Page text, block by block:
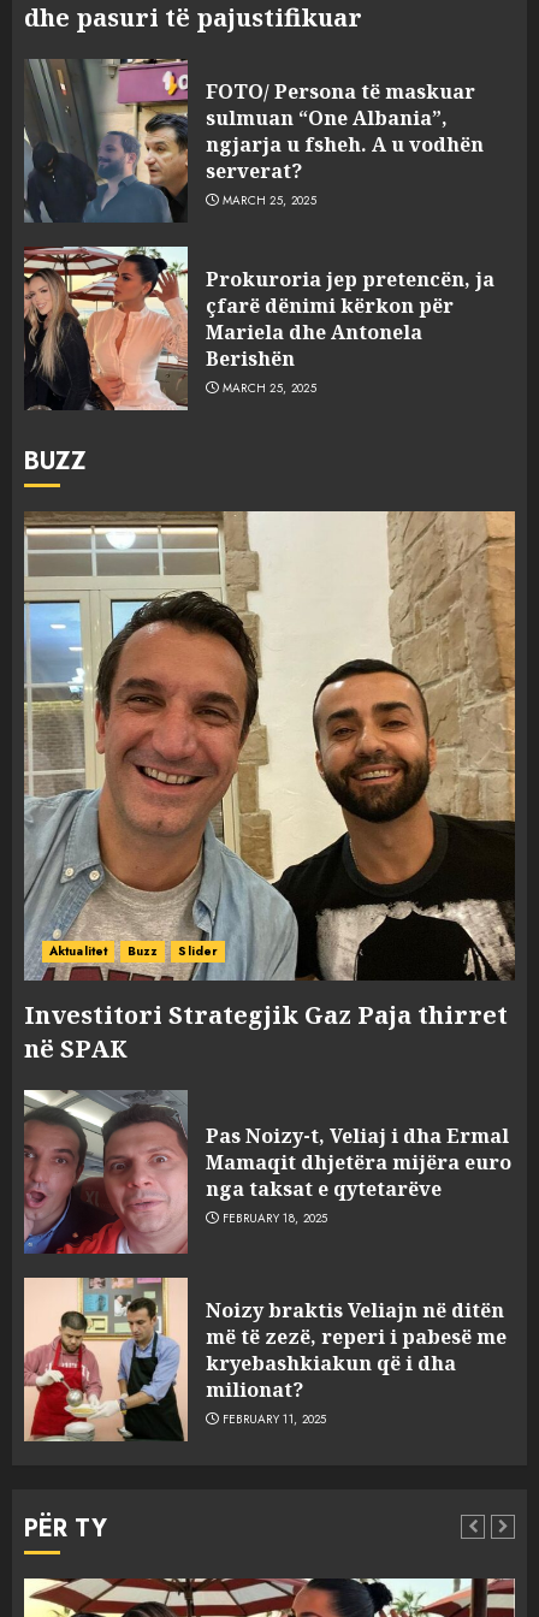
dhe pasuri të pajustifikuar
FOTO/ Persona të maskuar
sulmuan “One Albania”,
ngjarja u fsheh. A u vodhën
serverat?
MARCH 25, 2025
Prokuroria jep pretencën, ja
çfarë dënimi kërkon për
Mariela dhe Antonela
Berishën
MARCH 25, 2025
BUZZ
Aktualitet Buzz Slider
Investitori Strategjik Gaz Paja thirret
në SPAK
Pas Noizy-t, Veliaj i dha Ermal
Mamaqit dhjetëra mijëra euro
nga taksat e qytetarëve
FEBRUARY 18, 2025
Noizy braktis Veliajn në ditën
më të zezë, reperi i pabesë me
kryebashkiakun që i dha
milionat?
FEBRUARY 11, 2025
PËR TY
3
sulmuan “One Albania”,
ngjarja u fsheh. A u vodhën
serverat?
MARCH 25, 2025
4 MARCH 25, 2025